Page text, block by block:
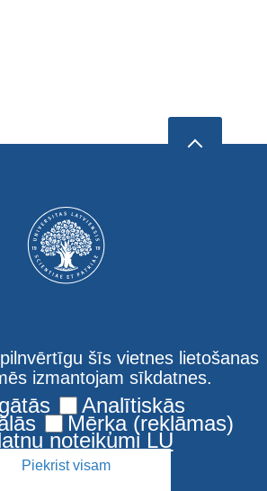
Latviski
UL Faculty of Science
and Technology
šīs vietnes lietošanas
izmantojam sīkdatnes.
Analītiskās
Mērķa (reklāmas)
noteikumi LU
Piekrist visam